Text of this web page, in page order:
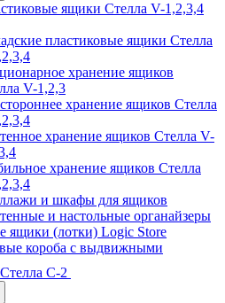
ящики Стелла V-1,2,3,4
пластиковые ящики Стелла
хранение ящиков
V-1,2,3
хранение ящиков Стелла
хранение ящиков Стелла V-
хранение ящиков Стелла
и шкафы для ящиков
и настольные органайзеры
ящики (лотки) Logiс Store
короба с выдвижными
С-2